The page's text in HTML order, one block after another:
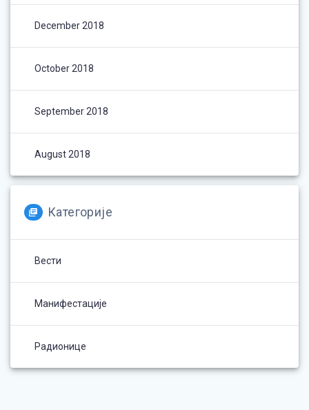
December 2018
October 2018
September 2018
August 2018
Категорије
Вести
Манифестације
Радионице